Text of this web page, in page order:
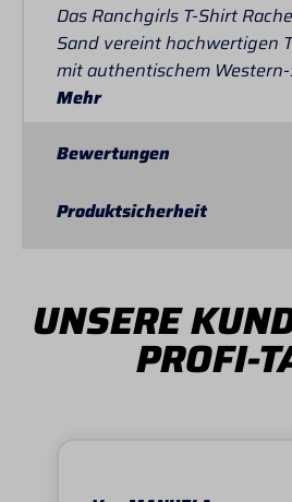
Das Ranchgirls T-Shirt
Sand vereint hochwertigen
mit authentischem
Mehr
Bewertungen
Produktsicherheit
UNSERE
PROFI-